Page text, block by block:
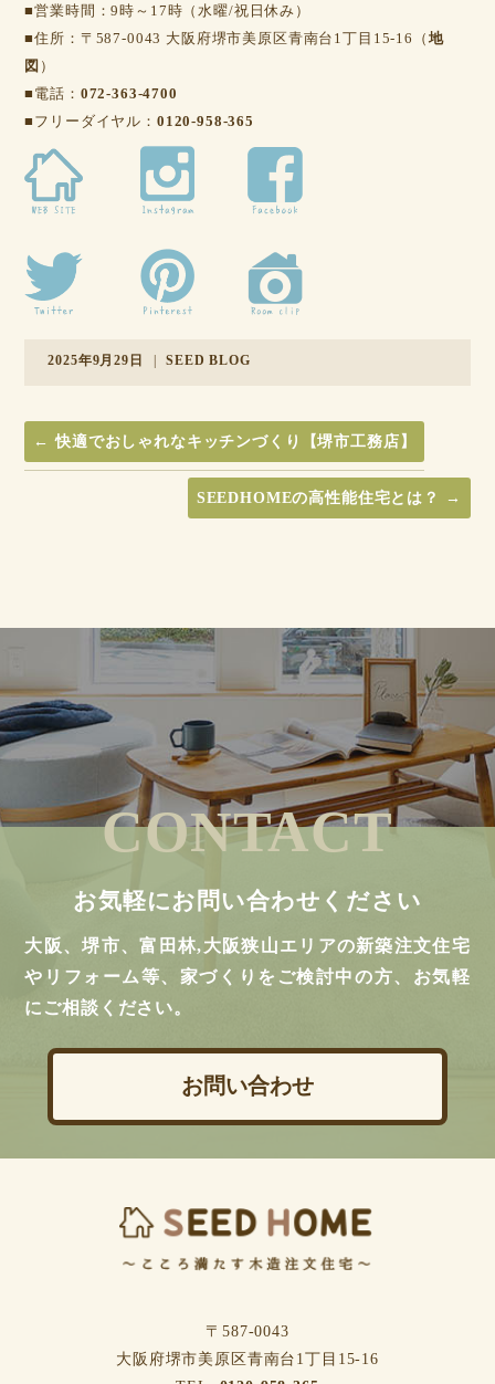
■営業時間：9時～17時（水曜/祝日休み）
■住所：〒587-0043 大阪府堺市美原区青南台1丁目15-16（ 地
図 ）
■電話： 072-363-4700
■フリーダイヤル： 0120-958-365
2025年9月29日 SEED BLOG
← 快適でおしゃれなキッチンづくり【堺市工務店】
SEEDHOMEの高性能住宅とは？ →
CONTACT
お気軽にお問い合わせください
大阪、堺市、富田林,大阪狭山エリアの新築注文住宅
やリフォーム等、家づくりをご検討中の方、お気軽
にご相談ください。
お問い合わせ
〒587-0043
⼤阪府堺市美原区⻘南台1丁⽬15-16